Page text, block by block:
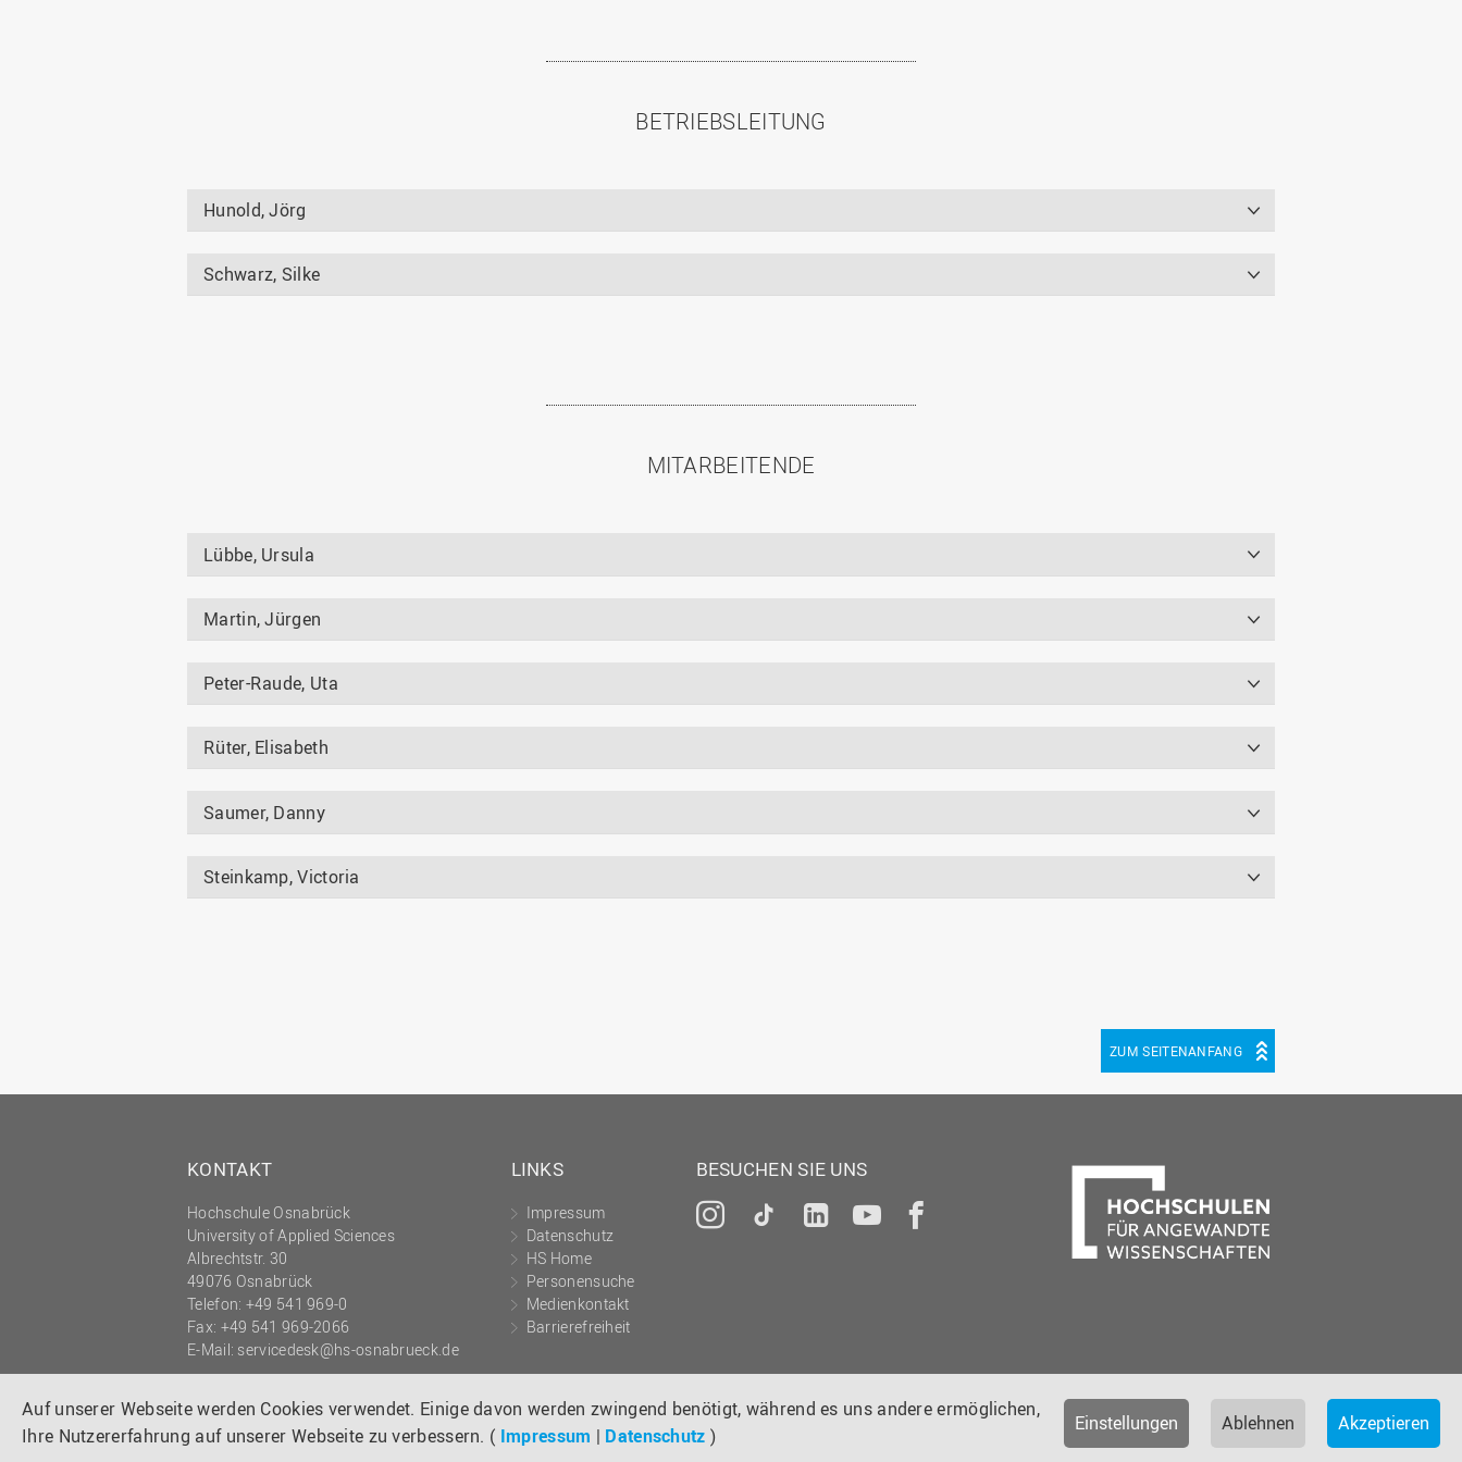
Auf unserer Webseite werden Cookies verwendet. Einige davon werden zwingend benötigt, während es uns andere ermöglichen,
Ihre Nutzererfahrung auf unserer Webseite zu verbessern. ( Impressum | Datenschutz )
Einstellungen Ablehnen Akzeptieren
BETRIEBSLEITUNG
Hunold, Jörg
Schwarz, Silke
MITARBEITENDE
Lübbe, Ursula
Martin, Jürgen
Peter-Raude, Uta
Rüter, Elisabeth
Saumer, Danny
Steinkamp, Victoria
ZUM SEITENANFANG
KONTAKT
Hochschule Osnabrück
University of Applied Sciences
Albrechtstr. 30
49076 Osnabrück
Telefon: +49 541 969-0
Fax: +49 541 969-2066
E-Mail: servicedesk@hs-osnabrueck.de
UNIVERSITY OF APPLIED SCIENCES
LINKS
Impressum
Datenschutz
HS Home
Personensuche
Medienkontakt
Barrierefreiheit
BESUCHEN SIE UNS
Instagram
TiktokLinkedInYouTube